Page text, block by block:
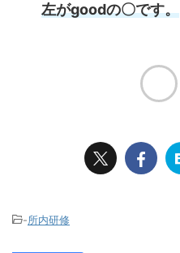
左がgoodの〇です。
-所内研修